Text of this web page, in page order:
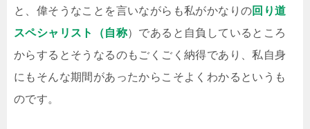
と、偉そうなことを言いながらも私がかなりの回り道
スペシャリスト（自称）であると自負しているところ
からするとそうなるのもごくごく納得であり、私自身
にもそんな期間があったからこそよくわかるというも
のです。